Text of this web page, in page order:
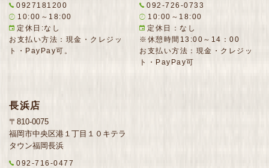
0927181200
10:00～18:00
定休日:なし
お支払い方法：現金・クレジッ
ト・PayPay可。
092-726-0733
10:00～18:00
定休日：なし
※休憩時間13:00～14：00
お支払い方法：現金・クレジッ
ト・PayPay可
長浜店
〒810-0075
福岡市中央区港１丁目１０キテラ
タウン福岡長浜
092-716-0477